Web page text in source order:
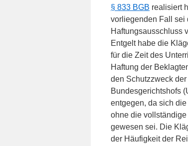
§ 833 BGB realisiert
vorliegenden Fall sei
Haftungsausschluss
Entgelt habe die
für die Zeit des
Haftung der
den Schutzzweck
Bundesgerichtshofs
entgegen, da sich
ohne die vollständige
gewesen sei. Die
der Häufigkeit der